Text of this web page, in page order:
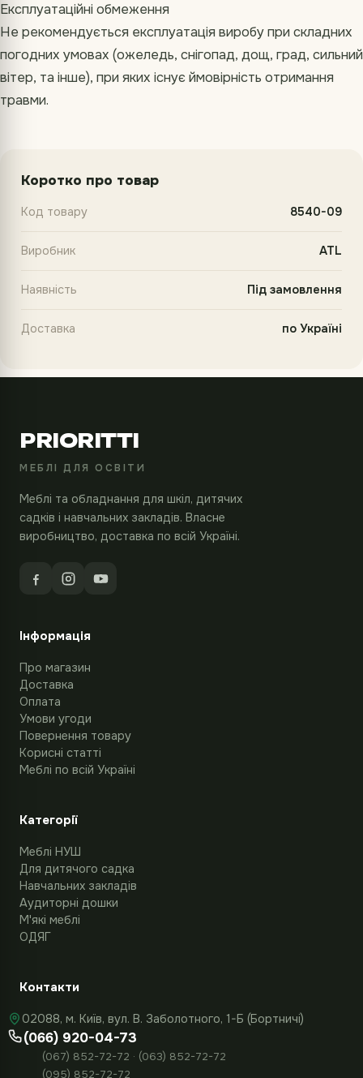
Експлуатаційні обмеження
Не рекомендується експлуатація виробу при складних
погодних умовах (ожеледь, снігопад, дощ, град, сильний
вітер, та інше), при яких існує ймовірність отримання
травми.
Коротко про товар
Код товару 8540-09
Виробник ATL
Наявність Під замовлення
Доставка по Україні
PRIORITTI
МЕБЛІ ДЛЯ ОСВІТИ
Меблі та обладнання для шкіл, дитячих
садків і навчальних закладів. Власне
виробництво, доставка по всій Україні.
Інформація
Про магазин
Доставка
Оплата
Умови угоди
Повернення товару
Корисні статті
Меблі по всій Україні
Категорії
Меблі НУШ
Для дитячого садка
Навчальних закладів
Аудиторні дошки
М'які меблі
ОДЯГ
Контакти
02088, м. Київ, вул. В. Заболотного, 1-Б (Бортничі)
(066) 920-04-73
(067) 852-72-72 · (063) 852-72-72
(095) 852-72-72